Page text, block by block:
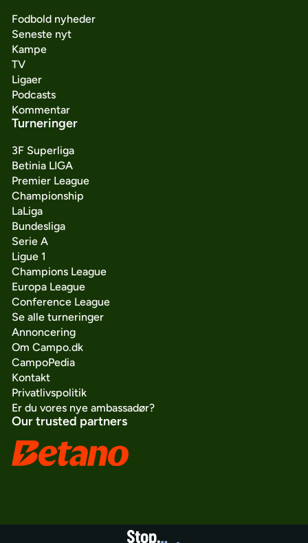
Fodbold nyheder
Seneste nyt
Kampe
TV
Ligaer
Podcasts
Kommentar
Turneringer
3F Superliga
Betinia LIGA
Premier League
Championship
LaLiga
Bundesliga
Serie A
Ligue 1
Champions League
Europa League
Conference League
Se alle turneringer
Annoncering
Om Campo.dk
CampoPedia
Kontakt
Privatlivspolitik
Er du vores nye ambassadør?
Our trusted partners